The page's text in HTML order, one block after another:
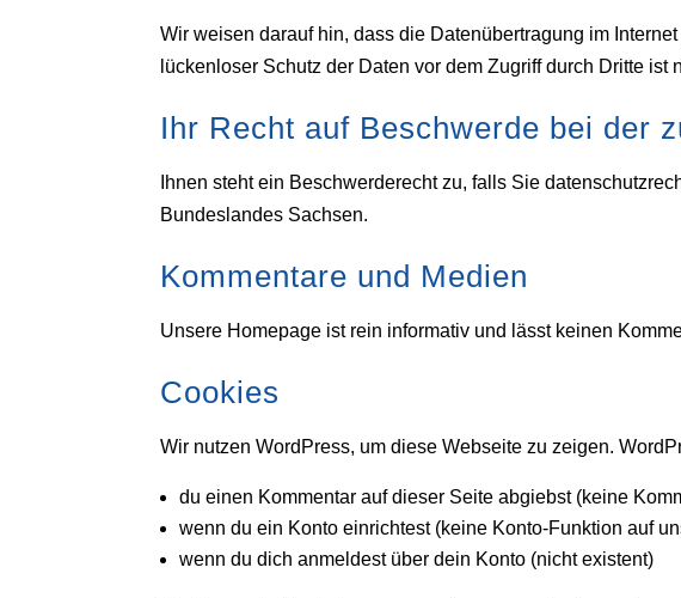
Wir weisen darauf hin, dass die Datenübertragung im
lückenloser Schutz der Daten vor dem Zugriff durch Dritte ist
Ihr Recht auf Beschwerde bei der
Ihnen steht ein Beschwerderecht zu, falls Sie
Bundeslandes Sachsen.
Kommentare und Medien
Unsere Homepage ist rein informativ und lässt keinen
Cookies
Wir nutzen WordPress, um diese Webseite zu zeigen.
du einen Kommentar auf dieser Seite abgiebst (keine
wenn du ein Konto einrichtest (keine Konto-Funktion auf
wenn du dich anmeldest über dein Konto (nicht existent)